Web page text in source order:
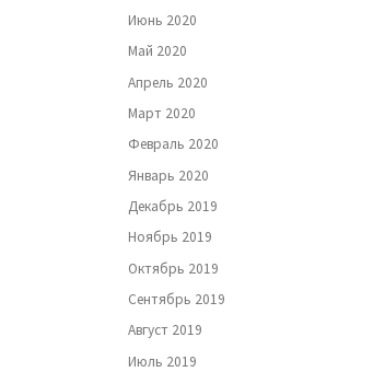
Июнь 2020
Май 2020
Апрель 2020
Март 2020
Февраль 2020
Январь 2020
Декабрь 2019
Ноябрь 2019
Октябрь 2019
Сентябрь 2019
Август 2019
Июль 2019